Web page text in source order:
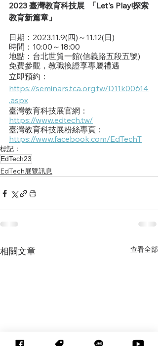
2023 臺灣教育科技展  「Let's Play!探索
教育新篇章」
日期：2023.11.9(四)～11.12(日)
時間：10:00～18:00
地點：台北世貿一館(信義路五段五號)
免費參觀，教職換證享專屬禮遇
立即預約：
https://seminars.tca.org.tw/D11k00614
.aspx
臺灣教育科技展官網：
https://www.edtech.tw/
臺灣教育科技展粉絲專頁：
https://www.facebook.com/EdTechT
標記：
EdTech23
EdTech展覽訊息
相關文章 查看全部